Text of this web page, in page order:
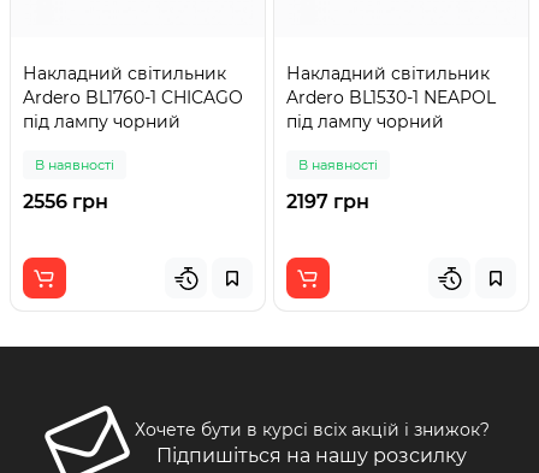
Накладний світильник
Ardero BL1760-1 CHICAGO
під лампу чорний
В наявності
2556 грн
Накладний світильник
Ardero BL1530-1 NEAPOL
під лампу чорний
В наявності
2197 грн
Хочете бути в курсі всіх акцій і знижок?
Підпишіться на нашу розсилку